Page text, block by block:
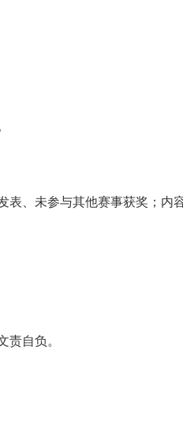
表、未参与其他赛事获奖；内
责自负。